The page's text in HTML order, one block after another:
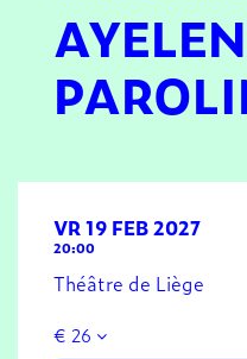
AYELEN
VR 19 FEB 2027
20:00
Théâtre de Liège
€ 26